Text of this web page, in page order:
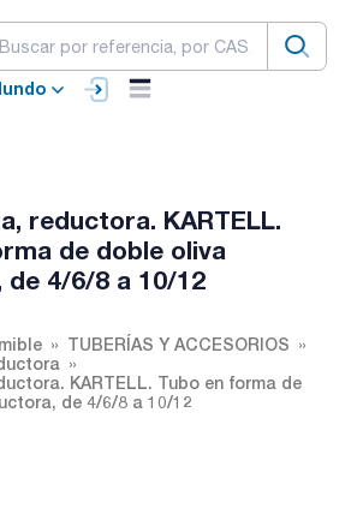
reductora. KARTELL.
de doble oliva
4/6/8 a 10/12
TUBERÍAS Y ACCESORIOS
KARTELL. Tubo en forma de
de 4/6/8 a 10/12